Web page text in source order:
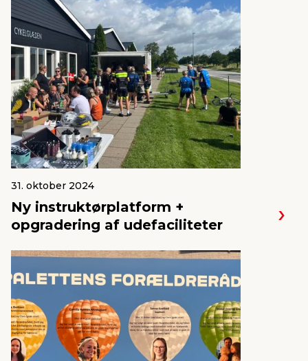
31. oktober 2024
Ny instruktørplatform +
opgradering af udefaciliteter